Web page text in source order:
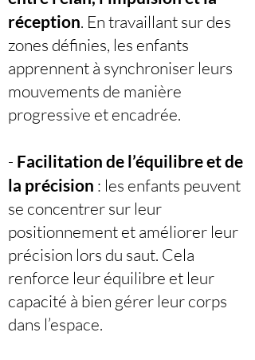
réception. En travaillant sur des
zones définies, les enfants
apprennent à synchroniser leurs
mouvements de manière
progressive et encadrée.
- Facilitation de l’équilibre et de
la précision : les enfants peuvent
se concentrer sur leur
positionnement et améliorer leur
précision lors du saut. Cela
renforce leur équilibre et leur
capacité à bien gérer leur corps
dans l’espace.